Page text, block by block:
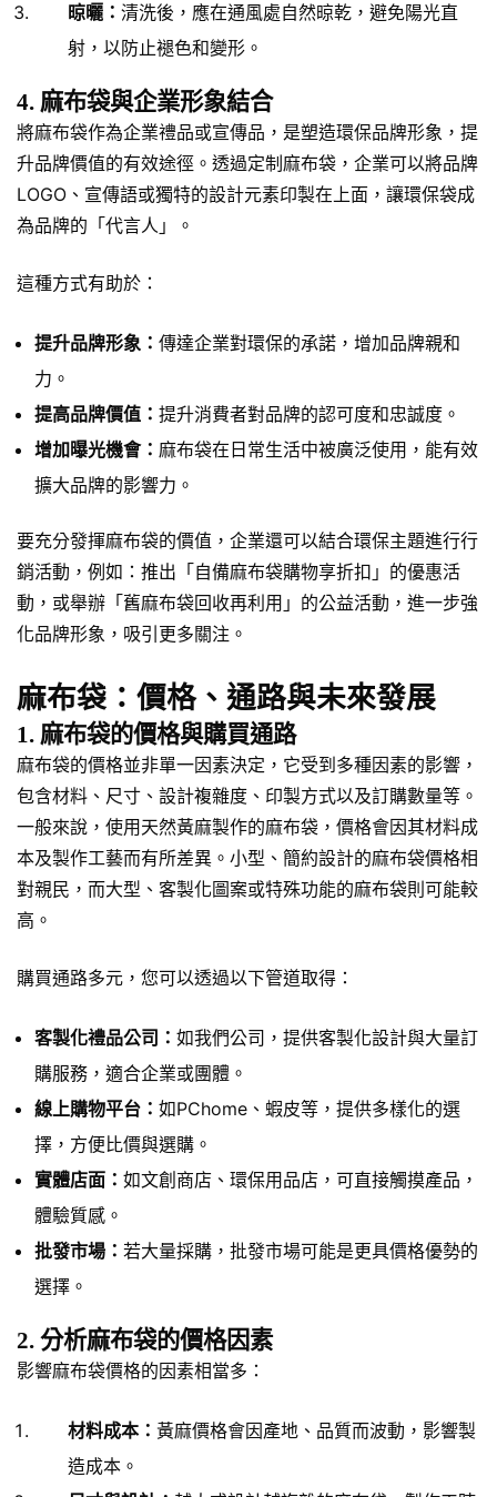
晾曬： 清洗後，應在通風處自然晾乾，避免陽光直
射，以防止褪色和變形。
4. 麻布袋與企業形象結合
將麻布袋作為企業禮品或宣傳品，是塑造環保品牌形象，提
升品牌價值的有效途徑。透過定制麻布袋，企業可以將品牌
LOGO、宣傳語或獨特的設計元素印製在上面，讓環保袋成
為品牌的「代言人」。
這種方式有助於：
提升品牌形象： 傳達企業對環保的承諾，增加品牌親和
力。
提高品牌價值： 提升消費者對品牌的認可度和忠誠度。
增加曝光機會： 麻布袋在日常生活中被廣泛使用，能有效
擴大品牌的影響力。
要充分發揮麻布袋的價值，企業還可以結合環保主題進行行
銷活動，例如：推出「自備麻布袋購物享折扣」的優惠活
動，或舉辦「舊麻布袋回收再利用」的公益活動，進一步強
化品牌形象，吸引更多關注。
麻布袋：價格、通路與未來發展
1. 麻布袋的價格與購買通路
麻布袋的價格並非單一因素決定，它受到多種因素的影響，
包含材料、尺寸、設計複雜度、印製方式以及訂購數量等。
一般來說，使用天然黃麻製作的麻布袋，價格會因其材料成
本及製作工藝而有所差異。小型、簡約設計的麻布袋價格相
對親民，而大型、客製化圖案或特殊功能的麻布袋則可能較
高。
購買通路多元，您可以透過以下管道取得：
客製化禮品公司： 如我們公司，提供客製化設計與大量訂
購服務，適合企業或團體。
線上購物平台： 如PChome、蝦皮等，提供多樣化的選
擇，方便比價與選購。
實體店面： 如文創商店、環保用品店，可直接觸摸產品，
體驗質感。
批發市場： 若大量採購，批發市場可能是更具價格優勢的
選擇。
2. 分析麻布袋的價格因素
影響麻布袋價格的因素相當多：
材料成本： 黃麻價格會因產地、品質而波動，影響製
造成本。